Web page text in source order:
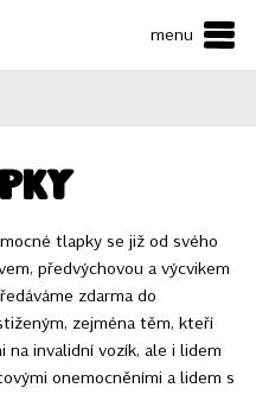
menu
tlapky se již od svého
předvýchovou a výcvikem
zdarma do
zejména těm, kteří
invalidní vozík, ale i lidem
onemocněními a lidem s